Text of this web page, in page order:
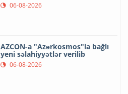
06-08-2026
AZCON-a "Azərkosmos"la bağlı
yeni səlahiyyətlər verilib
06-08-2026